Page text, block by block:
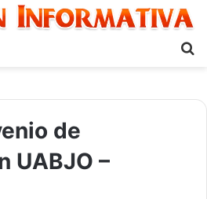
de
UABJO –